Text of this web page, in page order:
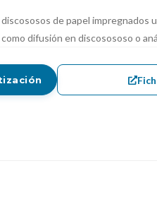
de papel impregnados
difusión en discosososo o